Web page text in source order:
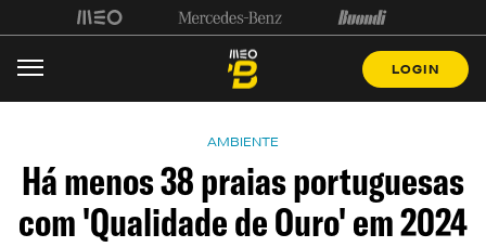
LOGIN
AMBIENTE
Há menos 38 praias portuguesas
com 'Qualidade de Ouro' em 2024